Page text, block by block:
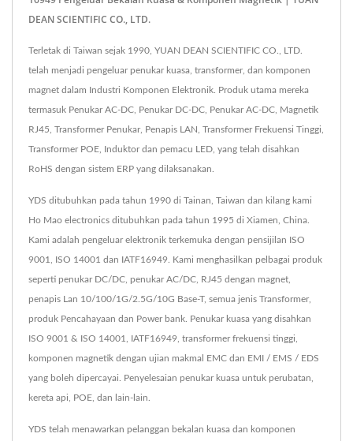
DEAN SCIENTIFIC CO., LTD.
Terletak di Taiwan sejak 1990, YUAN DEAN SCIENTIFIC CO., LTD.
telah menjadi pengeluar penukar kuasa, transformer, dan komponen
magnet dalam Industri Komponen Elektronik. Produk utama mereka
termasuk Penukar AC-DC, Penukar DC-DC, Penukar AC-DC, Magnetik
RJ45, Transformer Penukar, Penapis LAN, Transformer Frekuensi Tinggi,
Transformer POE, Induktor dan pemacu LED, yang telah disahkan
RoHS dengan sistem ERP yang dilaksanakan.
YDS ditubuhkan pada tahun 1990 di Tainan, Taiwan dan kilang kami
Ho Mao electronics ditubuhkan pada tahun 1995 di Xiamen, China.
Kami adalah pengeluar elektronik terkemuka dengan pensijilan ISO
9001, ISO 14001 dan IATF16949. Kami menghasilkan pelbagai produk
seperti penukar DC/DC, penukar AC/DC, RJ45 dengan magnet,
penapis Lan 10/100/1G/2.5G/10G Base-T, semua jenis Transformer,
produk Pencahayaan dan Power bank. Penukar kuasa yang disahkan
ISO 9001 & ISO 14001, IATF16949, transformer frekuensi tinggi,
komponen magnetik dengan ujian makmal EMC dan EMI / EMS / EDS
yang boleh dipercayai. Penyelesaian penukar kuasa untuk perubatan,
kereta api, POE, dan lain-lain.
YDS telah menawarkan pelanggan bekalan kuasa dan komponen